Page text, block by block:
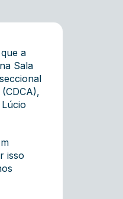
a
Sala
isso